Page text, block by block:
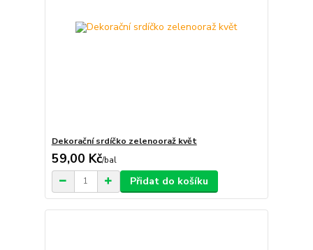
Dekorační srdíčko zelenooraž květ
59,00 Kč/bal
Přidat do košíku